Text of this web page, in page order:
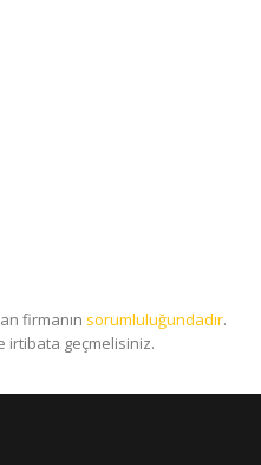
firmanın sorumluluğundadır.
irtibata geçmelisiniz.